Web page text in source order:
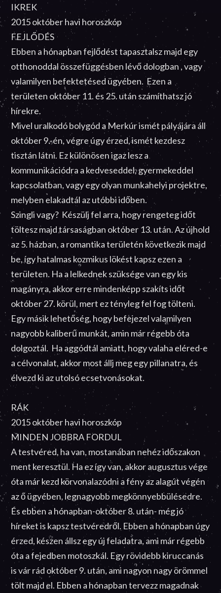
IKREK
2015 október havi horoszkóp
FEJLŐDÉS
Ebben a hónapban fejlődést tapasztalsz majd egy
otthonoddal összefüggésben lévő dologban , vagy
valamilyen befektetésed ügyében. Ezen a
területen október 11. és 25. után számíthatsz jó
hírekre.
Mivel uralkodó bolygód a Merkúr ismét pályájára áll
október 9.-én, végre úgy érzed, ismét kezdesz
tisztán látni. Ez különösen igaz lesz a
kommunikációdra a kedveseddel, gyermekeddel
kapcsolatban, vagy egy olyan munkahelyi projektre,
melyben elakadtál az utóbbi időben.
Szingli vagy? Készülj fel arra, hogy rengeteg időt
töltesz majd társaságban október 13. után. Az újhold
az 5. házban, a romantika területén következik majd
be, így hatalmas kozmikus lökést kapsz ezen a
területen. Ha a lelkednek szüksége van egy kis
magányra, akkor erre mindenképp szakíts időt
október 27. körül, mert ez tényleg fel fog tölteni.
Egy másik lehetőség, hogy befejezel valamilyen
nagyobb kaliberű munkát, amin már régebb óta
dolgoztál. Ha aggódtál amiatt, hogy valaha eléred-e
a célvonalat, akkor most állj meg egy pillanatra, és
élvezd ki az utolsó ecsetvonásokat.
RÁK
2015 október havi horoszkóp
MINDEN JOBBRA FORDUL
A testvéred, ha van, mostanában nehéz időszakon
ment keresztül. Ha ez így van, akkor augusztus vége
óta már kezd körvonalazódni a fény az alagút végén
az ő ügyében, legnagyobb megkönnyebbülésedre.
És ebben a hónapban-október 8. után- még jó
híreket is kapsz testvéredről. Ebben a hónapban úgy
érzed, készen állsz egy új feladatra, ami már régebb
óta a fejedben motoszkál. Egy rövidebb kiruccanás
is vár rád október 9. után, ami nagyon nagy örömmel
tölt majd el. Ebben a hónapban tervezz magadnak